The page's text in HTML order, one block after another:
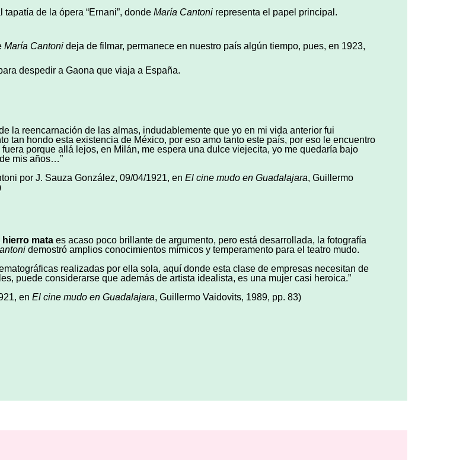
de la ópera “Ernani”, donde María Cantoni representa el papel principal.
María Cantoni deja de filmar, permanece en nuestro país algún tiempo, pues, en 1923,
despedir a Gaona que viaja a España.
la reencarnación de las almas, indudablemente que yo en mi vida anterior fui
tan hondo esta existencia de México, por eso amo tanto este país, por eso le encuentro
porque allá lejos, en Milán, me espera una dulce viejecita, yo me quedaría bajo
mis años…”
por J. Sauza González, 09/04/1921, en El cine mudo en Guadalajara, Guillermo
hierro mata es acaso poco brillante de argumento, pero está desarrollada, la fotografía
demostró amplios conocimientos mímicos y temperamento para el teatro mudo.
realizadas por ella sola, aquí donde esta clase de empresas necesitan de
puede considerarse que además de artista idealista, es una mujer casi heroica.”
en El cine mudo en Guadalajara, Guillermo Vaidovits, 1989, pp. 83)